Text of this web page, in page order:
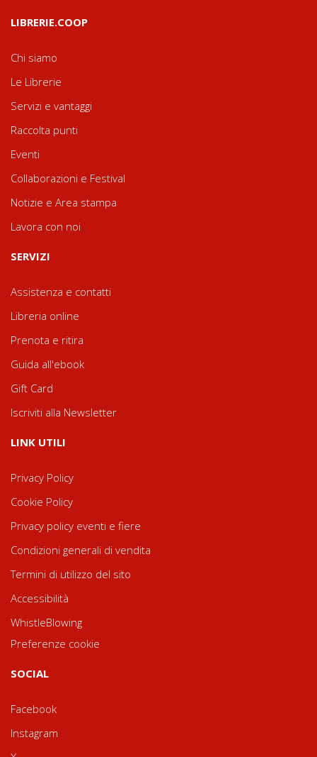
LIBRERIE.COOP
Chi siamo
Le Librerie
Servizi e vantaggi
Raccolta punti
Eventi
Collaborazioni e Festival
Notizie e Area stampa
Lavora con noi
SERVIZI
Assistenza e contatti
Libreria online
Prenota e ritira
Guida all'ebook
Gift Card
Iscriviti alla Newsletter
LINK UTILI
Privacy Policy
Cookie Policy
Privacy policy eventi e fiere
Condizioni generali di vendita
Termini di utilizzo del sito
Accessibilità
WhistleBlowing
Preferenze cookie
SOCIAL
Facebook
Instagram